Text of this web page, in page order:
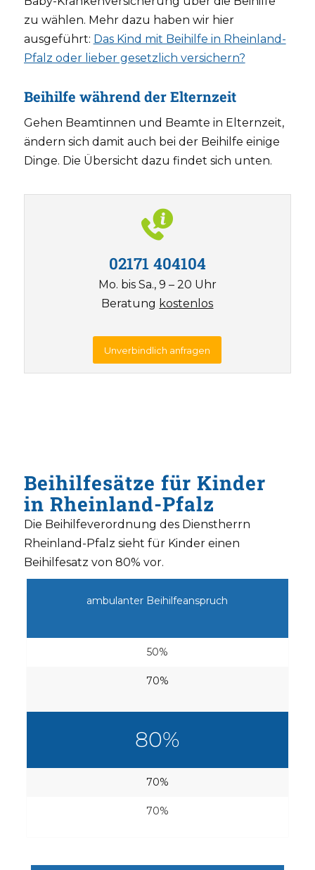
zu wählen. Mehr dazu haben wir hier
ausgeführt: Das Kind mit Beihilfe in Rheinland-
Pfalz oder lieber gesetzlich versichern?
Beihilfe während der Elternzeit
Gehen Beamtinnen und Beamte in Elternzeit,
ändern sich damit auch bei der Beihilfe einige
Dinge. Die Übersicht dazu findet sich unten.
02171 404104
Mo. bis Sa., 9 – 20 Uhr
Beratung kostenlos
Unverbindlich anfragen
Beihilfesätze für Kinder
in Rheinland-Pfalz
Die Beihilfeverordnung des Dienstherrn
Rheinland-Pfalz sieht für Kinder einen
Beihilfesatz von 80% vor.
ambulanter Beihilfeanspruch
50%
70%
80%
70%
70%